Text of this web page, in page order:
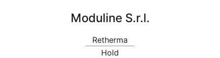
Moduline S.r.l.
Retherma
Hold